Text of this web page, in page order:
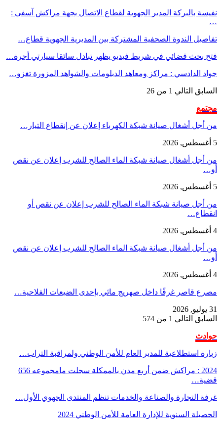
نفيسة بالبركة المدير الجهوية لقطاع الاتصال بجهة مراكش آسفي :
…
تفاصيل الندوة الصحفية المشتركة بين المديرية الجهوية قطاع…
فتح بحث قضائي في شريط فيديو يظهر تبادل سائقا سيارتي أجرة…
جواد الدادسي : مراكز ومعاهد الدبلومات والشواهد المزورة تغزو…
السابق التالي 1 من 26
مجتمع
من أجل أشغال صيانة شبكة الكهرباء إعلان عن إنقطاع التيار…
5 أغسطس, 2026
من أجل أشغال صيانة شبكة الماء الصالح للشرب إعلان عن نقص
أو…
5 أغسطس, 2026
من أجل صيانة شبكة الماء الصالح للشرب إعلان عن نقص أو
انقطاع…
4 أغسطس, 2026
من أجل أشغال صيانة شبكة الماء الصالح للشرب إعلان عن نقص
أو…
4 أغسطس, 2026
مصرع قاصر غرقًا داخل صهريج مائي بإحدى الضيعات الفلاحية…
31 يوليو, 2026
السابق التالي 1 من 574
حوادث
زيارة استطلاعية للمدير العام للأمن الوطني ولمراقبة التراب…
2024 : مراكش ضمن أربع مدن بالممكلة سجلت مامجموعه 656
قضية…
غرفة التجارة والصناعة والخدمات تنظم المنتدى الجهوي الأول…
الحصيلة السنوية للإدارة العامة للأمن الوطني 2024